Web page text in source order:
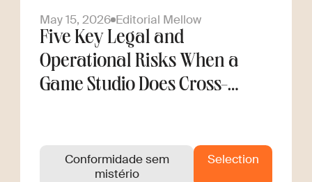
May 15, 2026 Editorial Mellow
Five Key Legal and
Operational Risks When a
Game Studio Does Cross-
Conformidade sem
mistério
Selection